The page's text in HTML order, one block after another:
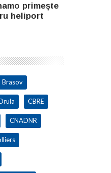
primește
heliport
Brasov
CBRE
CNADNR